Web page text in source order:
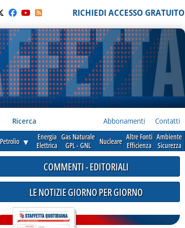
RICHIEDI ACCESSO GRATUITO
Ricerca Abbonamenti Contatti
Petrolio ▼
Energia
Elettrica
Gas Naturale
GPL - GNL
Nucleare Altre Fonti
Efficienza
Ambiente
Sicurezza
COMMENTI - EDITORIALI
LE NOTIZIE GIORNO PER GIORNO